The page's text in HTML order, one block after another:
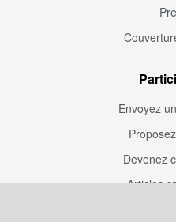
Envoyez
Devenez
Articles